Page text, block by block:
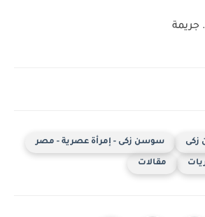
جريمة
سوسن زكى - إمرأة عصرية - مصر
مقالات